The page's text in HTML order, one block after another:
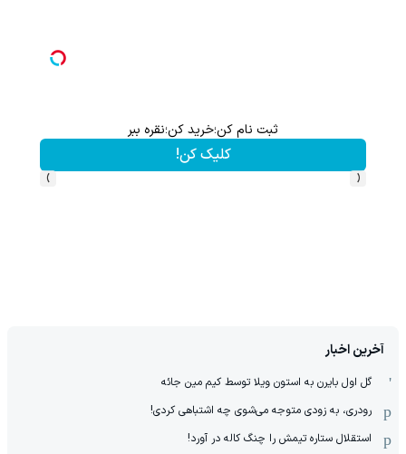
ثبت نام کن؛خرید کن؛نقره ببر
کلیک کن!
‹
›
آخرین اخبار
گل اول بایرن به استون ویلا توسط کیم مین جائه
رودری، به زودی متوجه می‌شوی چه اشتباهی کردی!
استقلال ستاره تیمش را چنگ کاله در آورد!